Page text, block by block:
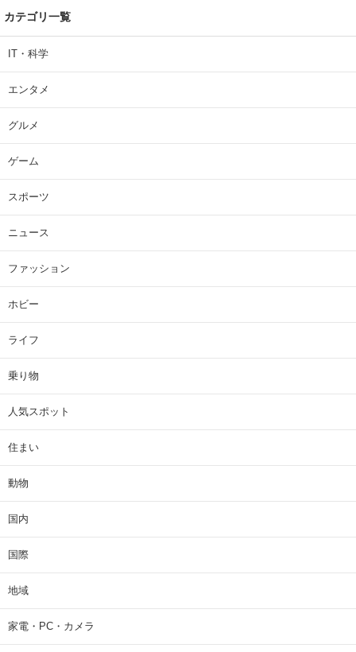
カテゴリ一覧
IT・科学
エンタメ
グルメ
ゲーム
スポーツ
ニュース
ファッション
ホビー
ライフ
乗り物
人気スポット
住まい
動物
国内
国際
地域
家電・PC・カメラ